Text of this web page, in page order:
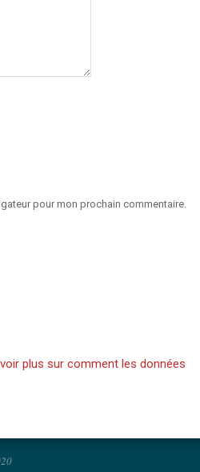
pour mon prochain commentaire.
plus sur comment les données